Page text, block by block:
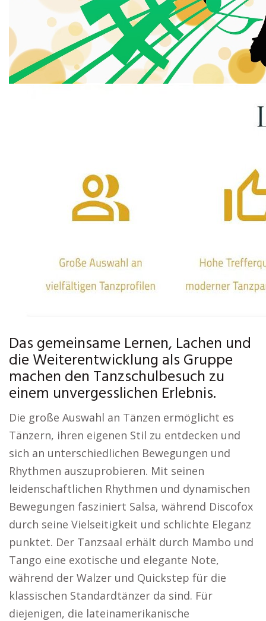
Das gemeinsame Lernen, Lachen und
die Weiterentwicklung als Gruppe
machen den Tanzschulbesuch zu
einem unvergesslichen Erlebnis.
Die große Auswahl an Tänzen ermöglicht es
Tänzern, ihren eigenen Stil zu entdecken und
sich an unterschiedlichen Bewegungen und
Rhythmen auszuprobieren. Mit seinen
leidenschaftlichen Rhythmen und dynamischen
Bewegungen fasziniert Salsa, während Discofox
durch seine Vielseitigkeit und schlichte Eleganz
punktet. Der Tanzsaal erhält durch Mambo und
Tango eine exotische und elegante Note,
während der Walzer und Quickstep für die
klassischen Standardtänzer da sind. Für
diejenigen, die lateinamerikanische